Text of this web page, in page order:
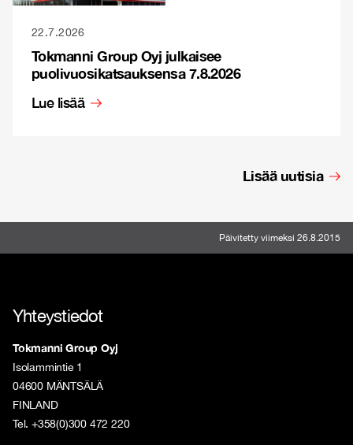
22.7.2026
Tokmanni Group Oyj julkaisee
puolivuosikatsauksensa 7.8.2026
Lue lisää
Lisää uutisia
Päivitetty viimeksi 26.8.2015
Yhteystiedot
Tokmanni Group Oyj
Isolammintie 1
04600 MÄNTSÄLÄ
FINLAND
Tel. +358(0)300 472 220